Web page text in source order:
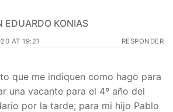
EDUARDO KONIAS
AT 19:21 RESPONDER
que me indiquen como hago para
una vacante para el 4º año del
por la tarde; para mi hijo Pablo